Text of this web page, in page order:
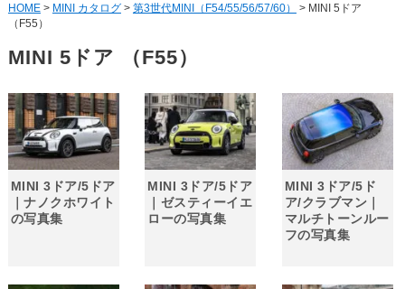
HOME> MINI カタログ> 第3世代MINI（F54/55/56/57/60） > MINI 5ドア
（F55）
MINI 5ドア （F55）
MINI 3ドア/5ドア
｜ナノクホワイト
の写真集
MINI 3ドア/5ドア
｜ゼスティーイエ
ローの写真集
MINI 3ドア/5ド
ア/クラブマン｜
マルチトーンルー
フの写真集